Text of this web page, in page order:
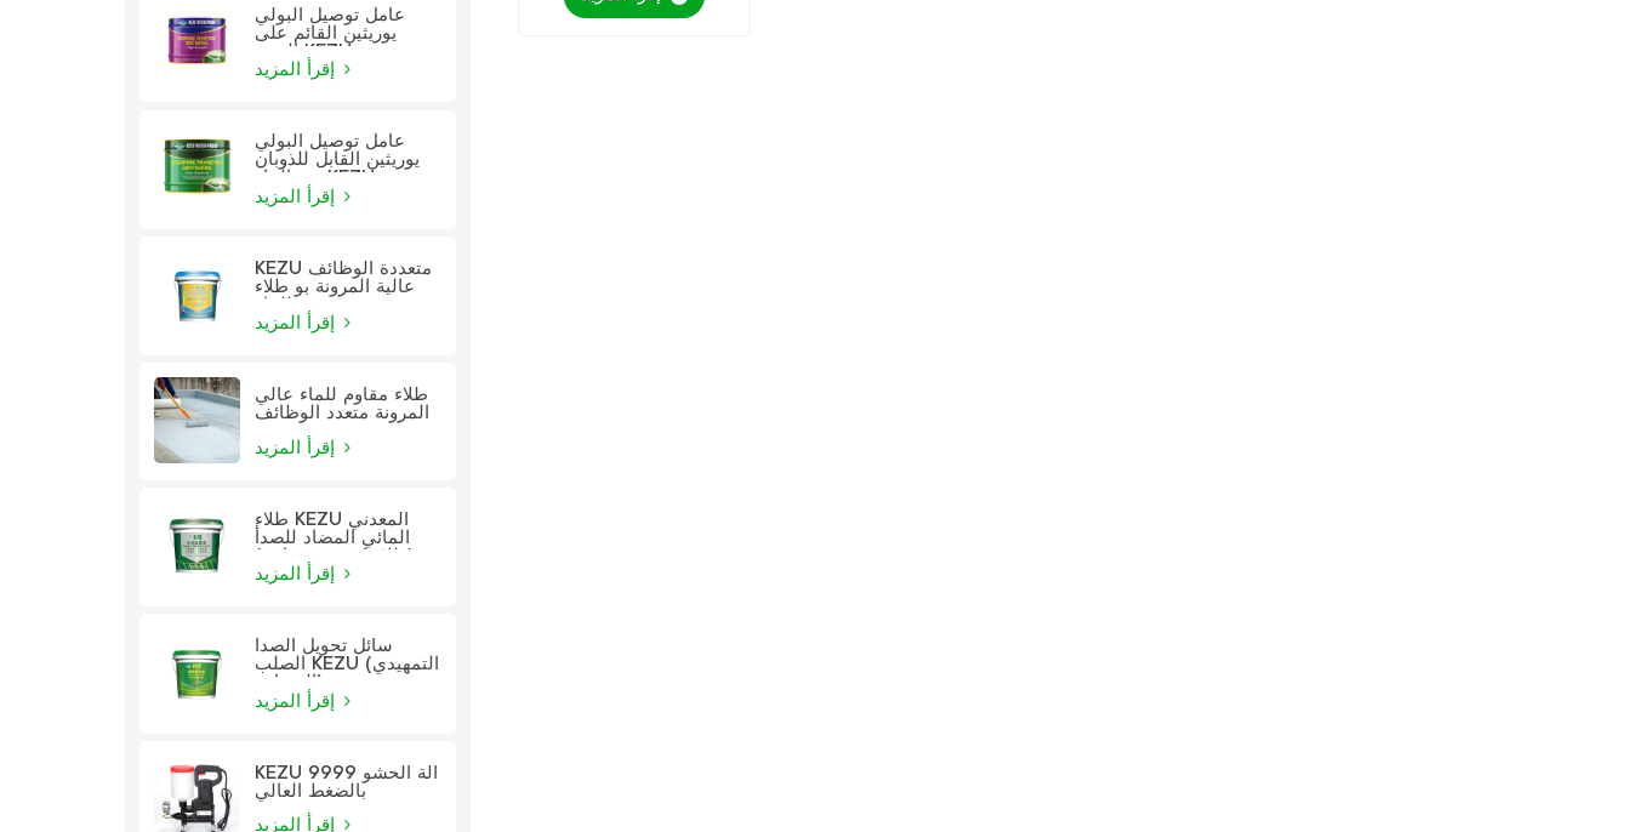
عامل توصيل البولي
يوريثين القائم على
عامل توصيل البولي
يوريثين القابل للذوبان
KEZU متعددة الوظائف
عالية المرونة بو طلاء
طلاء مقاوم للماء عالي
المرونة متعدد الوظائف
طلاء KEZU المعدني
المائي المضاد للصدأ
سائل تحويل الصدأ
الصلب KEZU (التمهيدي
KEZU 9999 آلة الحشو
بالضغط العالي